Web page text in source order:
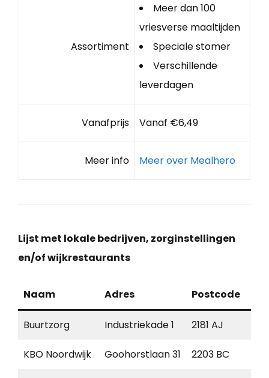
Assortiment
Meer dan 100
vriesverse maaltijden
Speciale stomer
Verschillende
leverdagen
Vanafprijs Vanaf €6,49
Meer info Meer over Mealhero
Lijst met lokale bedrijven, zorginstellingen
en/of wijkrestaurants
Naam Adres Postcode
Buurtzorg Industriekade 1 2181 AJ
KBO Noordwijk Goohorstlaan 31 2203 BC